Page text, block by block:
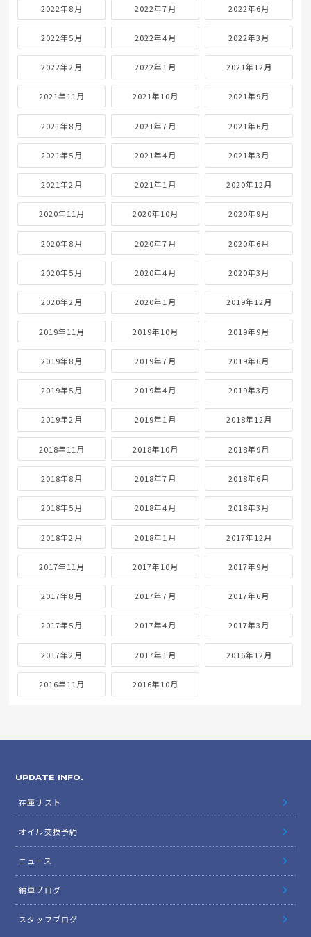
2022年8月 2022年7月 2022年6月
2022年5月 2022年4月 2022年3月
2022年2月 2022年1月 2021年12月
2021年11月 2021年10月 2021年9月
2021年8月 2021年7月 2021年6月
2021年5月 2021年4月 2021年3月
2021年2月 2021年1月 2020年12月
2020年11月 2020年10月 2020年9月
2020年8月 2020年7月 2020年6月
2020年5月 2020年4月 2020年3月
2020年2月 2020年1月 2019年12月
2019年11月 2019年10月 2019年9月
2019年8月 2019年7月 2019年6月
2019年5月 2019年4月 2019年3月
2019年2月 2019年1月 2018年12月
2018年11月 2018年10月 2018年9月
2018年8月 2018年7月 2018年6月
2018年5月 2018年4月 2018年3月
2018年2月 2018年1月 2017年12月
2017年11月 2017年10月 2017年9月
2017年8月 2017年7月 2017年6月
2017年5月 2017年4月 2017年3月
2017年2月 2017年1月 2016年12月
2016年11月 2016年10月
UPDATE INFO.
在庫リスト
オイル交換予約
ニュース
納車ブログ
スタッフブログ